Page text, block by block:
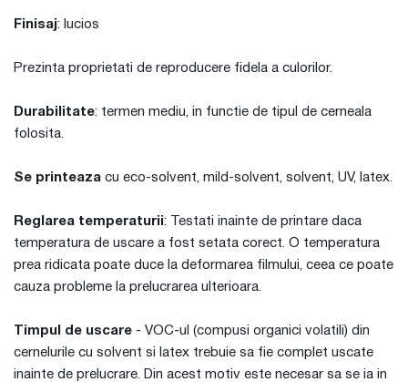
Finisaj: lucios
Prezinta proprietati de reproducere fidela a culorilor.
Durabilitate: termen mediu, in functie de tipul de cerneala
folosita.
Se printeaza cu eco-solvent, mild-solvent, solvent, UV, latex.
Reglarea temperaturii: Testati inainte de printare daca
temperatura de uscare a fost setata corect. O temperatura
prea ridicata poate duce la deformarea filmului, ceea ce poate
cauza probleme la prelucrarea ulterioara.
Timpul de uscare - VOC-ul (compusi organici volatili) din
cernelurile cu solvent si latex trebuie sa fie complet uscate
inainte de prelucrare. Din acest motiv este necesar sa se ia in